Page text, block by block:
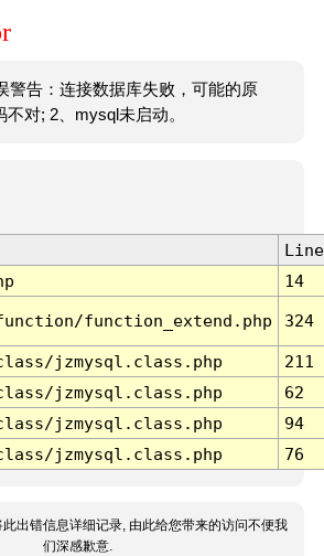
警告：连接数据库失败，可能的原
对; 2、mysql未启动。
Line
14
function_extend.php 324
jzmysql.class.php
211
jzmysql.class.php
62
jzmysql.class.php
94
jzmysql.class.php 76
此出错信息详细记录, 由此给您带来的访问不便我
们深感歉意.